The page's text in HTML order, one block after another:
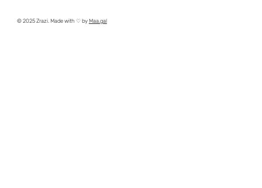
© 2025 Zrazi. Made with ♡ byMaa.gal